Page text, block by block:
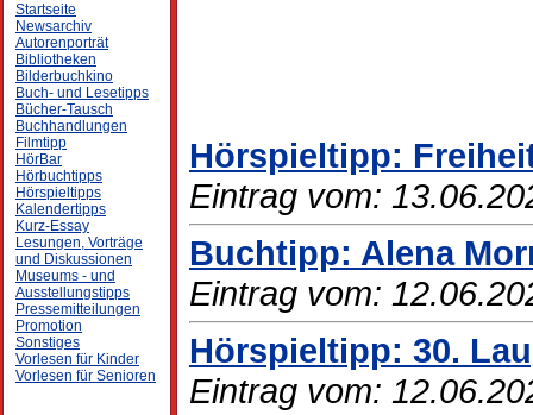
Startseite
Newsarchiv
Autorenporträt
Bibliotheken
Bilderbuchkino
Buch- und Lesetipps
Bücher-Tausch
Buchhandlungen
Filmtipp
HörBar
Hörbuchtipps
Hörspieltipps
Kalendertipps
Kurz-Essay
Lesungen, Vorträge
und Diskussionen
Museums - und
Ausstellungstipps
Pressemitteilungen
Promotion
Sonstiges
Vorlesen für Kinder
Vorlesen für Senioren
Hörspieltipp:
Eintrag vom:
Buchtipp: Alena
Eintrag vom:
Hörspieltipp: 30.
Eintrag vom: